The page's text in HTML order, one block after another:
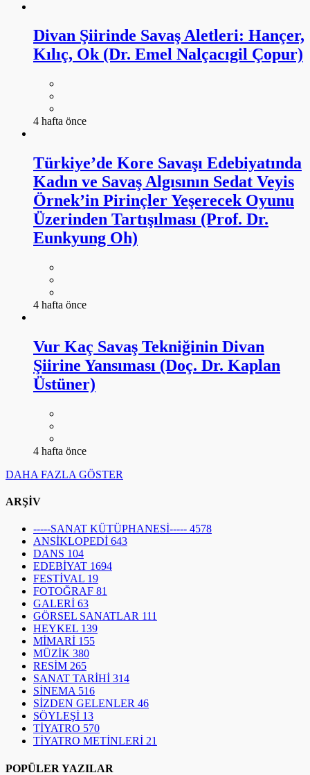
Divan Şiirinde Savaş Aletleri: Hançer,
Kılıç, Ok (Dr. Emel Nalçacıgil Çopur)
4 hafta önce
Türkiye’de Kore Savaşı Edebiyatında
Kadın ve Savaş Algısının Sedat Veyis
Örnek’in Pirinçler Yeşerecek Oyunu
Üzerinden Tartışılması (Prof. Dr.
Eunkyung Oh)
4 hafta önce
Vur Kaç Savaş Tekniğinin Divan
Şiirine Yansıması (Doç. Dr. Kaplan
Üstüner)
4 hafta önce
DAHA FAZLA GÖSTER
ARŞİV
-----SANAT KÜTÜPHANESİ----- 4578
ANSİKLOPEDİ 643
DANS 104
EDEBİYAT 1694
FESTİVAL 19
FOTOĞRAF 81
GALERİ 63
GÖRSEL SANATLAR 111
HEYKEL 139
MİMARİ 155
MÜZİK 380
RESİM 265
SANAT TARİHİ 314
SİNEMA 516
SİZDEN GELENLER 46
SÖYLEŞİ 13
TİYATRO 570
TİYATRO METİNLERİ 21
POPÜLER YAZILAR